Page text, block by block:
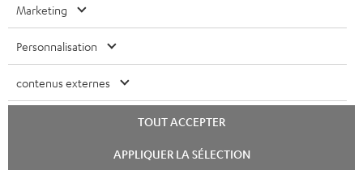
Téléchargement et support
D
Guide de démarrage rapide: Coussinets (paire) &
bonnette pour ZOLA
Mode d’emploi: ZOLA
chat
Marketing
Personnalisation
contenus externes
TOUT ACCEPTER
APPLIQUER LA SÉLECTION